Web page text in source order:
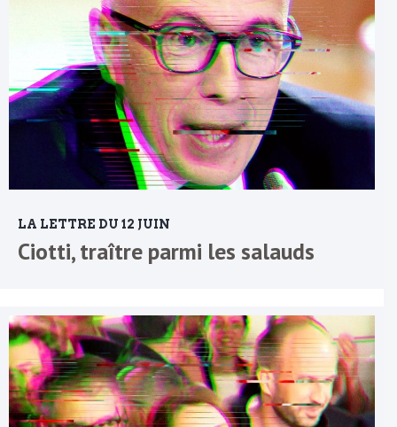
LA LETTRE DU 12 JUIN
Ciotti, traître parmi les salauds